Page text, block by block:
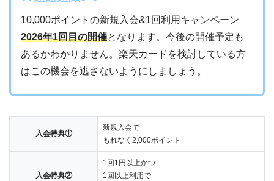
10,000ポイントの新規入会&1回利用キャンペーン
2026年1回目の開催となります。今後の開催予定も
あるかわかりません。楽天カードを検討している方
はこの機会を逃さないようにしましょう。
入会特典①
新規入会で
もれなく2,000ポイント
入会特典②
1回1円以上かつ
1回以上利用で